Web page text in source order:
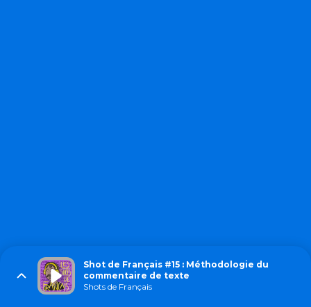
Shot de Français #15 : Méthodologie du
commentaire de texte
Shots de Français